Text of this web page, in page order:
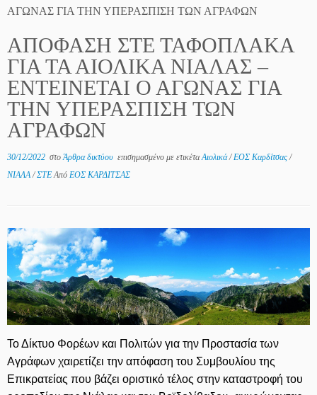
ΑΓΩΝΑΣ ΓΙΑ ΤΗΝ ΥΠΕΡΑΣΠΙΣΗ ΤΩΝ ΑΓΡΑΦΩΝ
ΑΠΟΦΑΣΗ ΣΤΕ ΤΑΦΟΠΛΑΚΑ
ΓΙΑ ΤΑ ΑΙΟΛΙΚΑ ΝΙΑΛΑΣ –
ΕΝΤΕΙΝΕΤΑΙ Ο ΑΓΩΝΑΣ ΓΙΑ
ΤΗΝ ΥΠΕΡΑΣΠΙΣΗ ΤΩΝ
ΑΓΡΑΦΩΝ
30/12/2022 στοΆρθρα δικτύου επισημασμένο με ετικέταΑιολικά/ΕΟΣ Καρδίτσας/
ΝΙΑΛΑ/ΣΤΕΑπό ΕΟΣ ΚΑΡΔΙΤΣΑΣ
Το Δίκτυο Φορέων και Πολιτών για την Προστασία των
Αγράφων χαιρετίζει την απόφαση του Συμβουλίου της
Επικρατείας που βάζει οριστικό τέλος στην καταστροφή του